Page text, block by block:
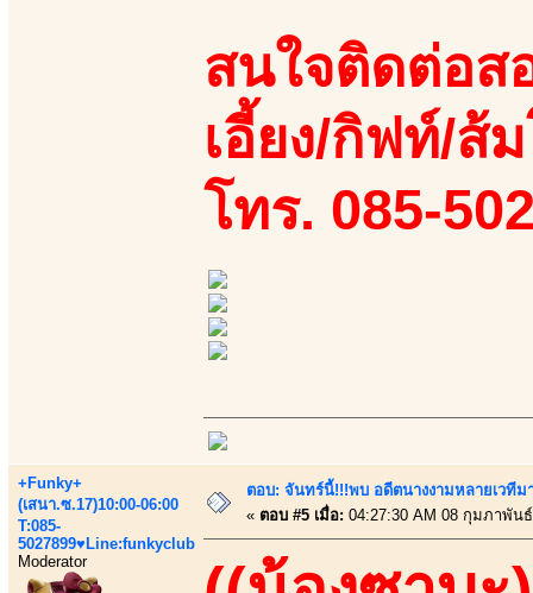
สนใจติดต่อส
เอี้ยง/กิฟท์/ส้
โทร. 085-
+Funky+
(เสนา.ซ.17)10:00-06:00
T:085-
5027899♥Line:funkyclub
Moderator
ตอบ: จันทร์นี้!!!พบ อดีตนางงามหลายเวที
« ตอบ #5 เมื่อ: 04:27:30 AM 08 กุมภาพัน